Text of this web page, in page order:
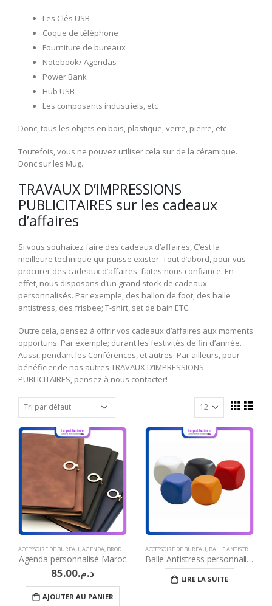
Les Clés USB
Coque de téléphone
Fourniture de bureaux
Notebook/ Agendas
Power Bank
Hub USB
Les composants industriels, etc
Donc, tous les objets en bois, plastique, verre, pierre, etc
Toutefois, vous ne pouvez utiliser cela sur de la céramique.
Donc sur les Mug.
TRAVAUX D’IMPRESSIONS
PUBLICITAIRES sur les cadeaux
d’affaires
Si vous souhaitez faire des cadeaux d’affaires, C’est la
meilleure technique qui puisse exister. Tout d’abord, pour vus
procurer des cadeaux d’affaires, faites nous confiance. En
effet, nous disposons d’un grand stock de cadeaux
personnalisés. Par exemple, des ballon de foot, des balle
antistress, des frisbee; T-shirt, set de bain ETC.
Outre cela, pensez à offrir vos cadeaux d’affaires aux moments
opportuns. Par exemple; durant les festivités de fin d’année.
Aussi, pendant les Conférences, et autres. Par ailleurs, pour
bénéficier de nos autres TRAVAUX D’IMPRESSIONS
PUBLICITAIRES, pensez à nous contacter!
ACCESSOIRE DE BUREAU,AGENDA, BRODERIE FLEX,GAUFRAGE ET MARQUAGE À CHAUD,
Agenda personnalisé Maroc
د.م.85.00
AJOUTER AU PANIER
ACCESSOIRE DE BUREAU, BALLE ANTISTRESS
Balle Antistress personnalisé Maroc
LIRE LA SUITE